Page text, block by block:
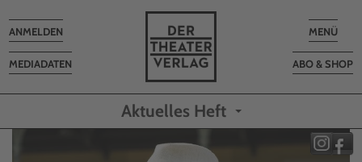
Toggle
MENÜ
ABO & SHOP
MEDIADATEN
Toggle
navigation
ANMELDEN
Aktuelles Heft